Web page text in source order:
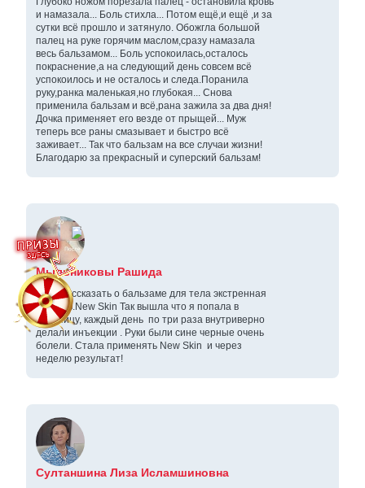
и намазала... Боль стихла... Потом ещё,и ещё ,и за
сутки всё прошло и затянуло. Обожгла большой
палец на руке горячим маслом,сразу намазала
весь бальзамом... Боль успокоилась,осталось
покраснение,а на следующий день совсем всё
успокоилось и не осталось и следа.Поранила
руку,ранка маленькая,но глубокая... Снова
применила бальзам и всё,рана зажила за два дня!
Дочка применяет его везде от прыщей... Муж
теперь все раны смазывает и быстро всё
заживает... Так что бальзам на все случаи жизни!
Благодарю за прекрасный и суперский бальзам!
Мыльниковы Рашида
Хочу рассказать о бальзаме для тела экстренная
помощь.New Skin Так вышла что я попала в
больницу, каждый день по три раза внутриверно
делали инъекции . Руки были сине черные очень
болели. Стала применять New Skin и через
неделю результат!
Султаншина Лиза Исламшиновна